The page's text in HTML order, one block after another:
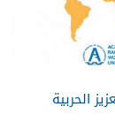
الحربية